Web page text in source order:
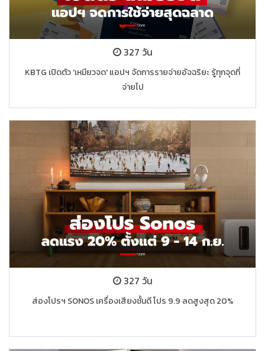
327 วัน
KBTG เปิดตัว 'เหมียวจด' แอปฯ จัดการรายจ่ายอัจฉริยะ รู้ทุกจุดที่
จ่ายไป
327 วัน
ส่องโปรฯ SONOS เครื่องเสียงชั้นดี โปร 9.9 ลดสูงสุด 20%